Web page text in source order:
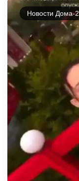
Новости Дома-2